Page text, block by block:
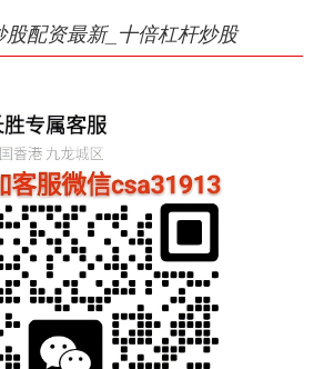
股配资最新_十倍杠杆炒股